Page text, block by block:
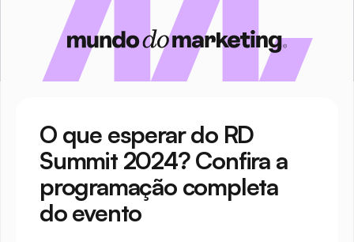
O que esperar do RD
Summit 2024? Confira a
programação completa
do evento